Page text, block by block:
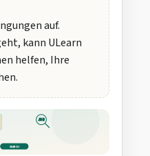
auf.
kann ULearn
helfen, Ihre
JOB
SEARCH